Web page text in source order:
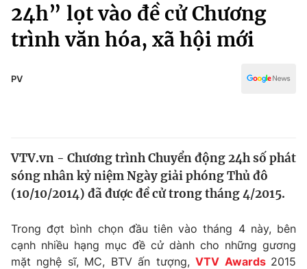
Chính trị
Xã hội
Pháp luật
Thế giới
Tin tức
Câu chuyện quốc tế
Kinh tế
Tài chính
Thị trường
Dữ liệu và đời sống
Truyền hình
Văn hóa - Giải trí
24h” lọt vào đề cử Chương
trình văn hóa, xã hội mới
PV
VTV.vn - Chương trình Chuyển động 24h số phát
sóng nhân kỷ niệm Ngày giải phóng Thủ đô
(10/10/2014) đã được đề cử trong tháng 4/2015.
Trong đợt bình chọn đầu tiên vào tháng 4 này, bên
cạnh nhiều hạng mục đề cử dành cho những gương
mặt nghệ sĩ, MC, BTV ấn tượng,VTV Awards 2015